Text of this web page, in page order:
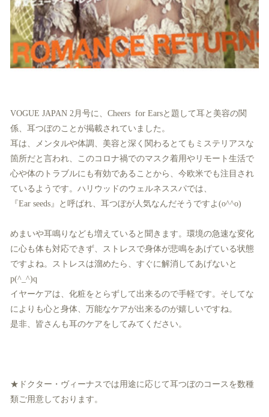
VOGUE JAPAN 2月号に、Cheers for Earsと題して耳と美容の関
係、耳つぼのことが掲載されていました。
耳は、メンタルや体調、美容と深く関わるとてもミステリアスな
箇所だと言われ、このコロナ禍でのマスク着用やリモート生活で
心や体のトラブルにも有効であることから、今欧米でも注目され
ているようです。ハリウッドのウェルネススパでは、
『Ear seeds』と呼ばれ、耳つぼが人気なんだそうですよ(o^^o)
めまいや耳鳴りなども増えていると聞きます。環境の急速な変化
に心も体も対応できず、ストレスで身体が悲鳴をあげている状態
ですよね。ストレスは溜めたら、すぐに解消してあげないと
p(^_^)q
イヤーケアは、化粧をとらずして出来るので手軽です。そしてな
によりも心と身体、万能なケアが出来るのが嬉しいですね。
是非、皆さんも耳のケアをしてみてください。
★ドクター・ヴィーナスでは用途に応じて耳つぼのコースを数種
類ご用意しております。